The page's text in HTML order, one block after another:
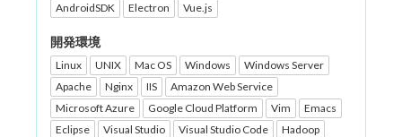
AndroidSDK
Electron Vue.js
開発環境
Linux UNIX Mac OS Windows
Windows Server
Apache
Nginx IIS
Amazon Web Service
Microsoft Azure
Google Cloud Platform Vim
Emacs
Eclipse
Visual Studio Visual Studio Code
Hadoop